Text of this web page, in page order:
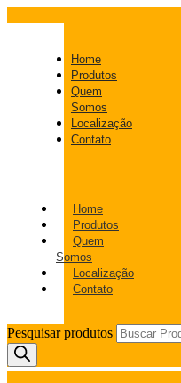
Home
Produtos
Quem
Somos
Localização
Contato
Home
Produtos
Quem
Somos
Localização
Contato
Pesquisar produtos